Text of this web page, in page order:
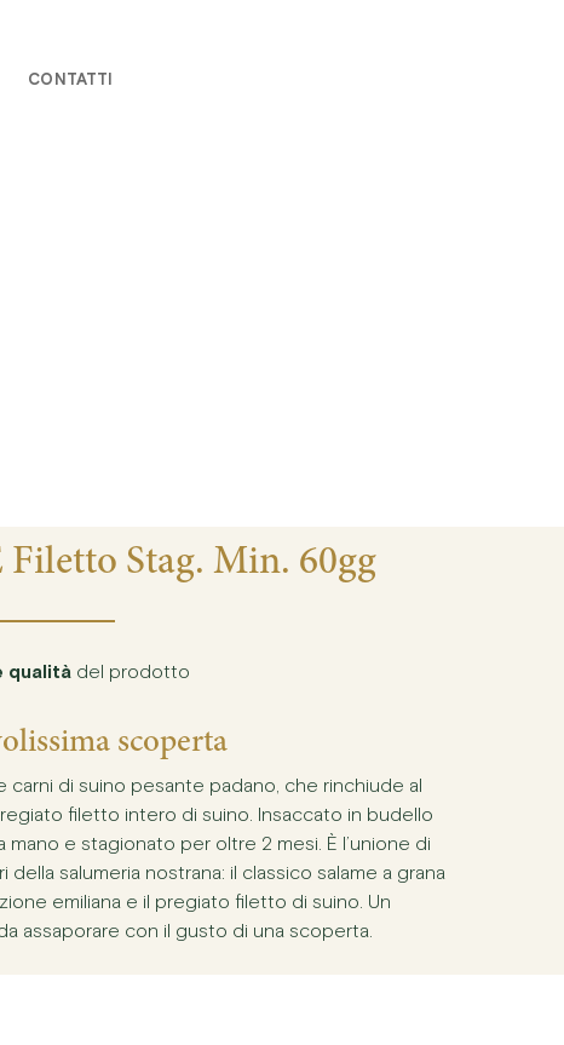
CONTATTI
Filetto Stag. Min. 60gg
qualità del prodotto
scoperta
carni di suino pesante padano, che rinchiude al
filetto intero di suino. Insaccato in budello
mano e stagionato per oltre 2 mesi. È l’unione di
della salumeria nostrana: il classico salame a grana
emiliana e il pregiato filetto di suino. Un
assaporare con il gusto di una scoperta.